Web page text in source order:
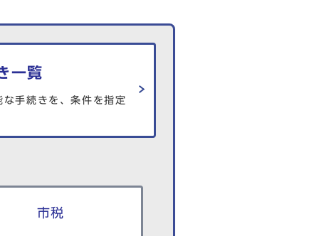
一覧
手続きを、条件を指定
市税